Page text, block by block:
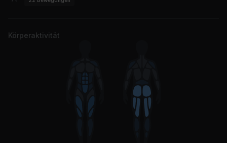
Enrique Iglesias, El Alfa
Bob Marley & The Wailers
Message In a Bottle (Album Version)
Körperaktivität